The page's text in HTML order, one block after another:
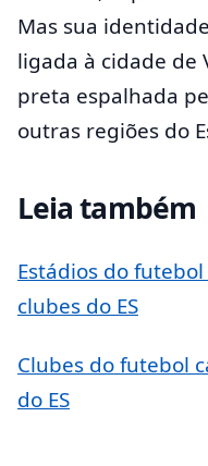
Mas sua
ligada à cidade de
preta espalhada
outras regiões do
Leia também
Estádios do
clubes do ES
Clubes do futebol
do ES